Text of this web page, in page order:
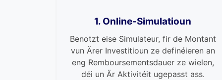
1. Online-Simulatioun
Benotzt eise Simulateur, fir de Montant
vun Ärer Investitioun ze definéieren an
eng Remboursementsdauer ze wielen,
déi un Är Aktivitéit ugepasst ass.